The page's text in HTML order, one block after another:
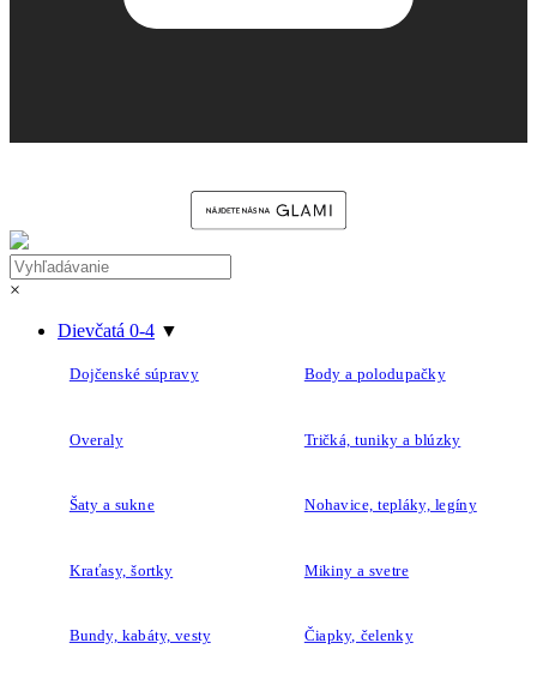
×
Dievčatá 0-4 ▼
Dojčenské súpravy Body a polodupačky
Overaly Tričká, tuniky a blúzky
Šaty a sukne Nohavice, tepláky, legíny
Kraťasy, šortky Mikiny a svetre
Bundy, kabáty, vesty Čiapky, čelenky